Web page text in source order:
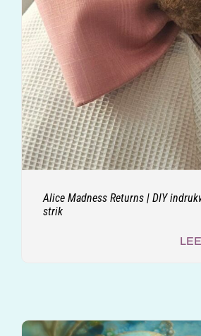
Alice Madness Returns | DIY
strik